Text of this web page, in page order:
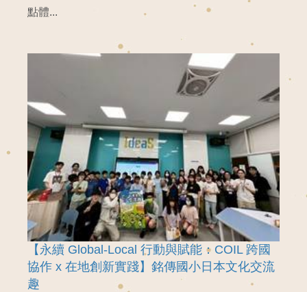
點體...
【永續 Global-Local 行動與賦能：COIL 跨國
協作 x 在地創新實踐】銘傳國小日本文化交流
趣